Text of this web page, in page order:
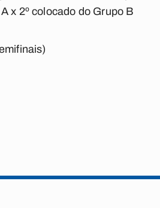
x 2º colocado do Grupo B